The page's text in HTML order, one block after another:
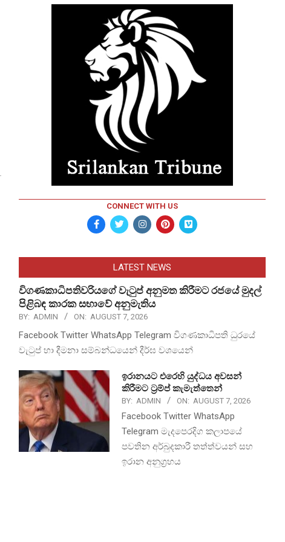
CONNECT WITH US
LATEST NEWS
විගණකාධිපතිවරියගේ වැටුප් අනුමත කිරීමට රජයේ මුදල්
පිළිබඳ කාරක සභාවේ අනුමැතිය
BY: ADMIN ON: AUGUST 7, 2026
Facebook Twitter WhatsApp Telegram විගණකාධිපති ධුරයේ
වැටුප් හා දීමනා සම්බන්ධයෙන් දීර්ඝ වශයෙන්
ඉරානයට එරෙහි යුද්ධය අවසන්
කිරීමට ට්‍රම්ප් කැමැත්තෙන්
BY: ADMIN ON: AUGUST 7, 2026
Facebook Twitter WhatsApp
Telegram මැදපෙරදිග කලාපයේ
පවතින අර්බුදකාරී තත්ත්වයන් සහ
ඉරාන අනුග්‍රහය